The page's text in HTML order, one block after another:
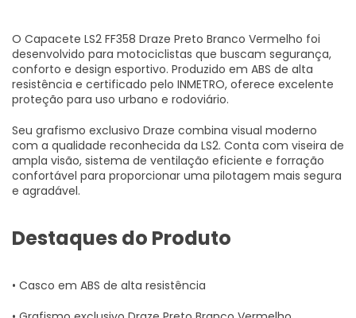
O Capacete LS2 FF358 Draze Preto Branco Vermelho foi
desenvolvido para motociclistas que buscam segurança,
conforto e design esportivo. Produzido em ABS de alta
resistência e certificado pelo INMETRO, oferece excelente
proteção para uso urbano e rodoviário.
Seu grafismo exclusivo Draze combina visual moderno
com a qualidade reconhecida da LS2. Conta com viseira de
ampla visão, sistema de ventilação eficiente e forração
confortável para proporcionar uma pilotagem mais segura
e agradável.
Destaques do Produto
• Casco em ABS de alta resistência